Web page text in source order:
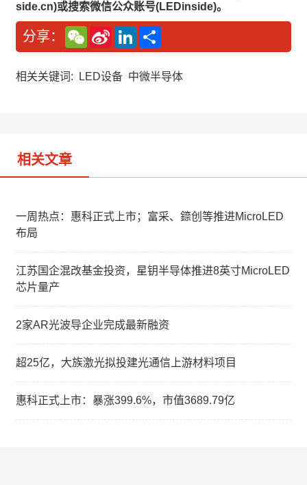
side.cn)或搜索微信公众账号(LEDinside)。
分享：
W
e
C
a
S
n
W
L
n
e
相关关键词: LED设备 中微半导体
相关文章
一周热点：惠科正式上市；富采、錼创等推进MicroLED
布局
江苏国企混改基金投资，星钥半导体推进8英寸MicroLED
芯片量产
2家AR光波导企业完成最新融资
超25亿，大族激光拟投建光通信上游材料项目
惠科正式上市：暴涨399.6%，市值3689.79亿